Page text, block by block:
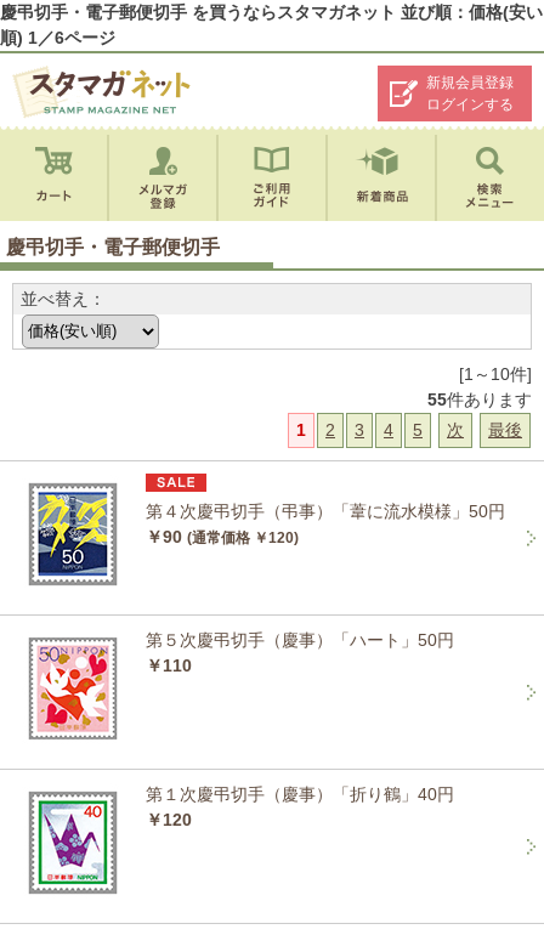
慶弔切手・電子郵便切手 を買うならスタマガネット 並び順：価格(安い
順) 1／6ページ
新規会員登録
ログインする
慶弔切手・電子郵便切手
並べ替え：
[1～10件]
55件あります
1
2 3 4 5 次 最後
第４次慶弔切手（弔事）「葦に流水模様」50円
￥90 (通常価格 ￥120)
第５次慶弔切手（慶事）「ハート」50円
￥110
第１次慶弔切手（慶事）「折り鶴」40円
￥120